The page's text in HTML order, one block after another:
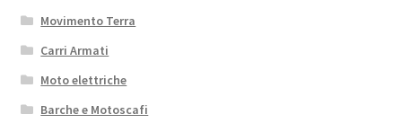
Movimento Terra
Carri Armati
Moto elettriche
Barche e Motoscafi